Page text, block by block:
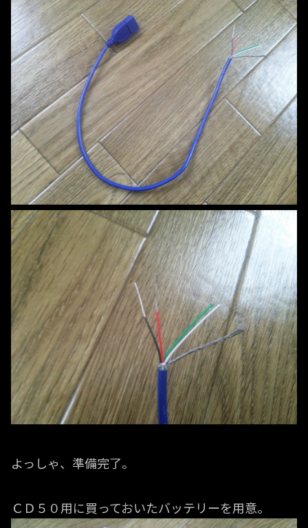
よっしゃ、準備完了。
ＣＤ５０用に買っておいたバッテリーを用意。